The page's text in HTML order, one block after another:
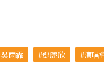
吳雨霏 鄧麗欣 演唱